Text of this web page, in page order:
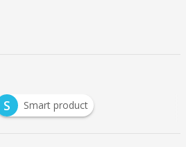
S Smart product